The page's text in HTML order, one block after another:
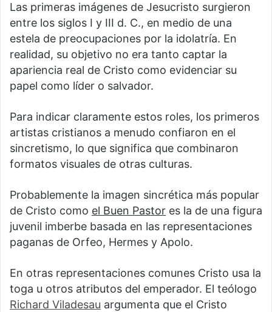
Las primeras imágenes de Jesucristo surgieron
entre los siglos I y III d. C., en medio de una
estela de preocupaciones por la idolatría. En
realidad, su objetivo no era tanto captar la
apariencia real de Cristo como evidenciar su
papel como líder o salvador.
Para indicar claramente estos roles, los primeros
artistas cristianos a menudo confiaron en el
sincretismo, lo que significa que combinaron
formatos visuales de otras culturas.
Probablemente la imagen sincrética más popular
de Cristo como el Buen Pastor es la de una figura
juvenil imberbe basada en las representaciones
paganas de Orfeo, Hermes y Apolo.
En otras representaciones comunes Cristo usa la
toga u otros atributos del emperador. El teólogo
Richard Viladesau argumenta que el Cristo